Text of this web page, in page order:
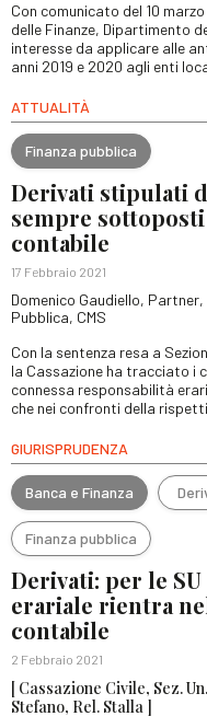
Con comunicato del 10 marzo
delle Finanze, Dipartimento
interesse da applicare alle
anni 2019 e 2020 agli enti
ATTUALITÀ
Finanza pubblica
Derivati stipulati
sempre
contabile
17 Febbraio 2021
Domenico Gaudiello,
Pubblica, CMS
Con la sentenza resa a
la Cassazione ha tracciato i
connessa responsabilità
che nei confronti della
GIURISPRUDENZA
Banca e Finanza
Finanza pubblica
Derivati: per le
erariale rientra
contabile
2 Febbraio 2021
[ Cassazione Civile, Sez.
Stefano, Rel. Stalla ]